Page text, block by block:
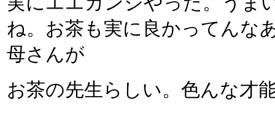
ね。お茶も実に良かってんな
母さんが
お茶の先生らしい。色んな才